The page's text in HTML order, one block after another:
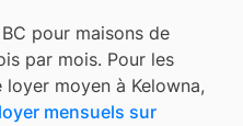
pour maisons de
par mois. Pour les
loyer moyen à Kelowna,
mensuels sur